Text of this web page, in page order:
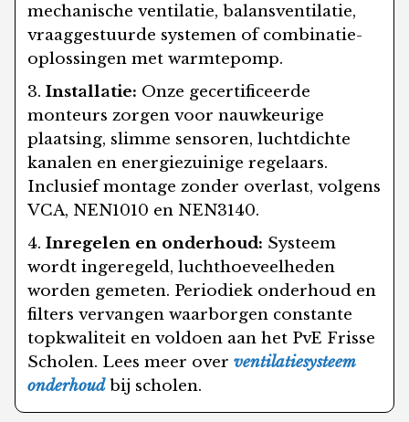
mechanische ventilatie, balansventilatie,
vraaggestuurde systemen of combinatie-
oplossingen met warmtepomp.
Installatie: Onze gecertificeerde
monteurs zorgen voor nauwkeurige
plaatsing, slimme sensoren, luchtdichte
kanalen en energiezuinige regelaars.
Inclusief montage zonder overlast, volgens
VCA, NEN1010 en NEN3140.
Inregelen en onderhoud: Systeem
wordt ingeregeld, luchthoeveelheden
worden gemeten. Periodiek onderhoud en
filters vervangen waarborgen constante
topkwaliteit en voldoen aan het PvE Frisse
Scholen. Lees meer overventilatiesysteem
onderhoudbij scholen.